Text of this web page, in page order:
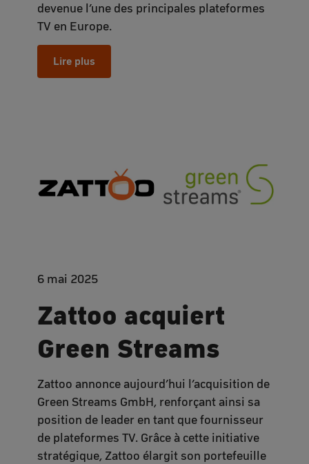
devenue l’une des principales plateformes
TV en Europe.
Lire plus
6 mai 2025
Zattoo acquiert
Green Streams
Zattoo annonce aujourd’hui l’acquisition de
Green Streams GmbH, renforçant ainsi sa
position de leader en tant que fournisseur
de plateformes TV. Grâce à cette initiative
stratégique, Zattoo élargit son portefeuille